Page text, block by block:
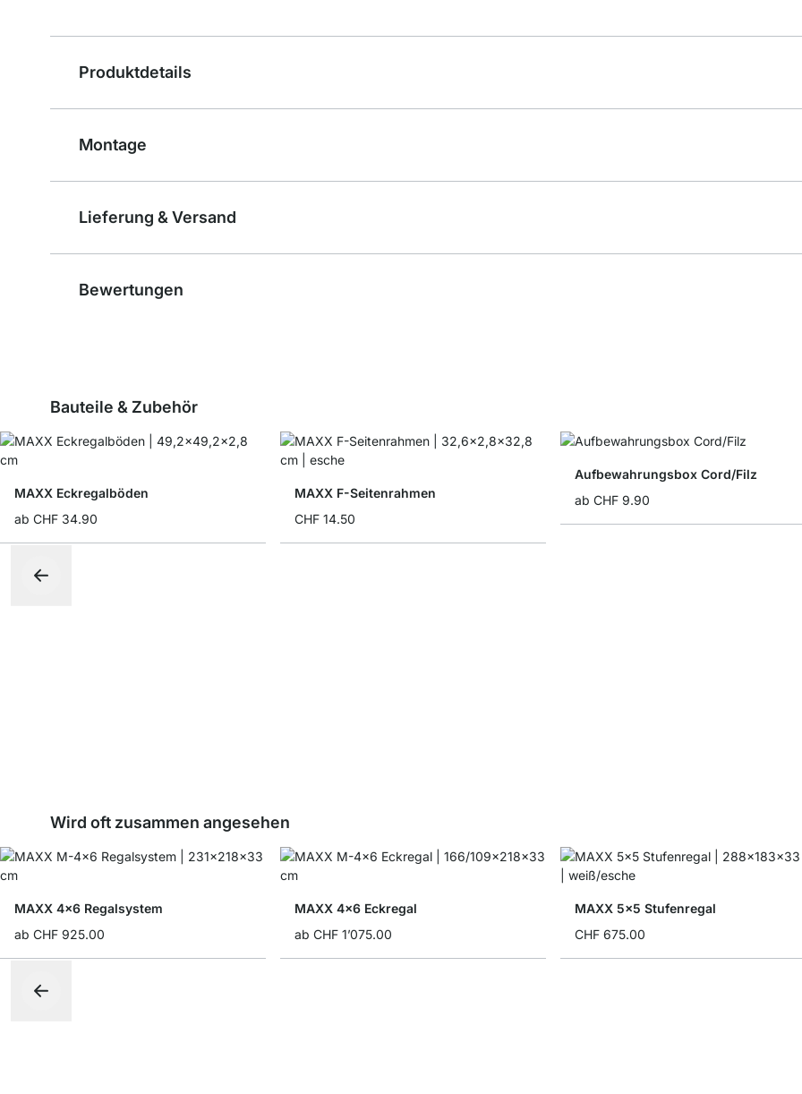
Produktdetails
Montage
Lieferung & Versand
Bewertungen
Bauteile & Zubehör
MAXX Eckregalböden
ab CHF 34.90
MAXX F-Seitenrahmen
CHF 14.50
Aufbewahrungsbox Cord/Filz
ab CHF 9.90
Wird oft zusammen angesehen
MAXX 4x6 Regalsystem
ab CHF 925.00
MAXX 4x6 Eckregal
ab CHF 1’075.00
MAXX 5x5 Stufenregal
CHF 675.00